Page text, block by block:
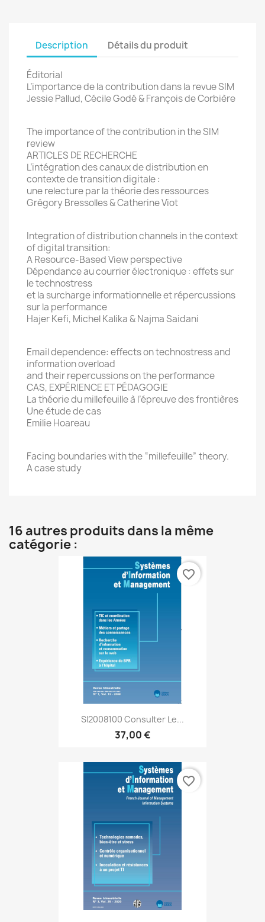
Description Détails du produit
Éditorial
L’importance de la contribution dans la revue SIM
Jessie Pallud, Cécile Godé & François de Corbière
The importance of the contribution in the SIM
review
ARTICLES DE RECHERCHE
L’intégration des canaux de distribution en
contexte de transition digitale :
une relecture par la théorie des ressources
Grégory Bressolles & Catherine Viot
Integration of distribution channels in the context
of digital transition:
A Resource-Based View perspective
Dépendance au courrier électronique : effets sur
le technostress
et la surcharge informationnelle et répercussions
sur la performance
Hajer Kefi, Michel Kalika & Najma Saidani
Email dependence: effects on technostress and
information overload
and their repercussions on the performance
CAS, EXPÉRIENCE ET PÉDAGOGIE
La théorie du millefeuille à l’épreuve des frontières
Une étude de cas
Emilie Hoareau
Facing boundaries with the “millefeuille” theory.
A case study
16 autres produits dans la même
catégorie :
SI2008100 Consulter Le...
37,00 €
favorite_border
favorite_border